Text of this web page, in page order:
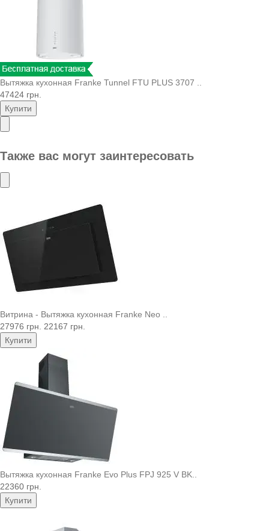
Вытяжка кухонная Franke Tunnel FTU PLUS 3707 ..
47424 грн.
Купити
Также вас могут заинтересовать
Витрина - Вытяжка кухонная Franke Neo ..
27976 грн.
22167 грн.
Купити
Вытяжка кухонная Franke Evo Plus FPJ 925 V BK..
22360 грн.
Купити